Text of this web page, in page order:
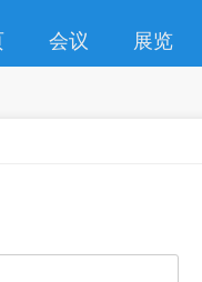
会议 展览